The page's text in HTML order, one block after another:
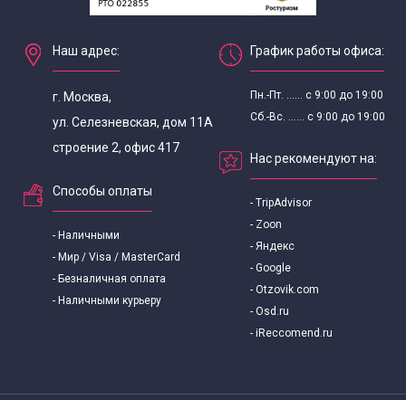
Наш адрес:
г. Москва,
ул. Селезневская, дом 11А
строение 2, офис 417
Способы оплаты
- Наличными
- Мир / Visa / MasterCard
- Безналичная оплата
- Наличными курьеру
График работы офиса:
Пн.-Пт. ...... с 9:00 до 19:00
Сб.-Вс. ...... с 9:00 до 19:00
Нас рекомендуют на:
- TripAdvisor
- Zoon
- Яндекс
- Google
- Otzovik.com
- Osd.ru
- iReccomend.ru